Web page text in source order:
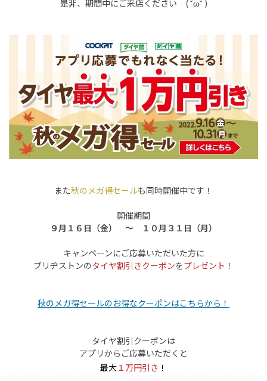
是非、期間中にご来店ください ( ˘ω˘ )
また秋のメガ得セールも同時開催中です！
開催期間
９月１６日（金） 〜 １０月３１日（月）
キャンペーンにご応募いただいた方に
ブリヂストンのタイヤ割引きクーポンをプレゼント ！
秋のメガ得セールのお得なクーポンはこちらから！
タイヤ割引クーポンは
アプリからご応募いただくと
最大 １万円引き ！